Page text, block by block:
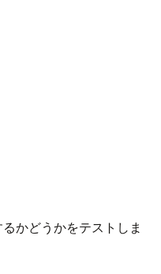
かどうかをテストしま